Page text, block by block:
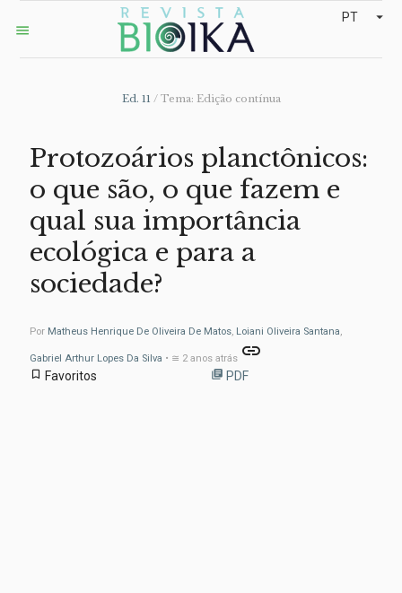
menu
arrow_drop_down
PT
Ed. 11 / Tema: Edição contínua
Protozoários planctônicos:
o que são, o que fazem e
qual sua importância
ecológica e para a
sociedade?
Por Matheus Henrique De Oliveira De Matos, Loiani Oliveira Santana,
Gabriel Arthur Lopes Da Silva • ≅ 2 anos atrás link
bookmark_border Favoritos library_books PDF